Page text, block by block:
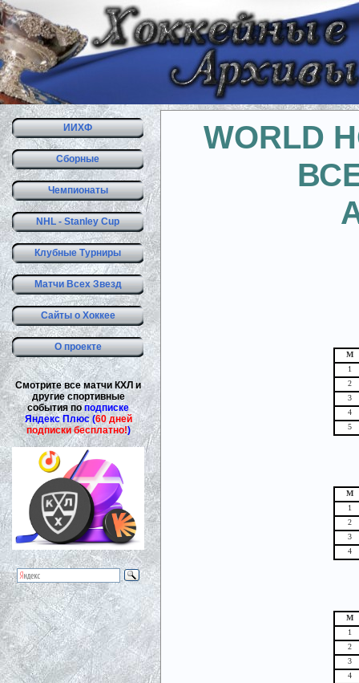
ИИХФ
Сборные
Чемпионаты
NHL - Stanley Cup
Клубные Турниры
Матчи Всех Звезд
Сайты о Хоккее
О проекте
Смотрите все матчи КХЛ и
другие спортивные
события поподписке
Яндекс Плюс (60 дней
подписки бесплатно!)
WORLD
М
1
2
3
4
5
М
1
2
3
4
М
1
2
3
4